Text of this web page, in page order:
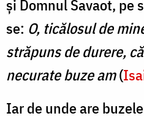
și Domnul Savaot, pe
se: O, ticălosul de
străpuns de durere,
necurate buze am(
Iar de unde are